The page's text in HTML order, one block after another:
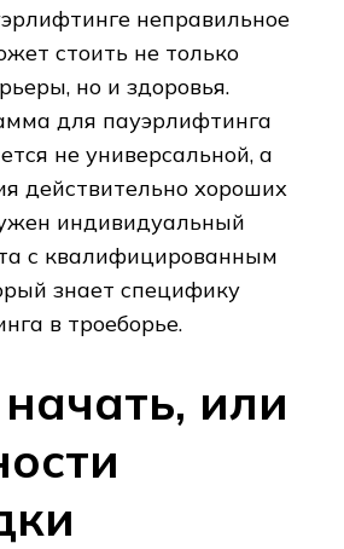
неправильное
стоить не только
но и здоровья.
для пауэрлифтинга
не универсальной, а
действительно хороших
индивидуальный
с квалифицированным
знает специфику
в троеборье.
или